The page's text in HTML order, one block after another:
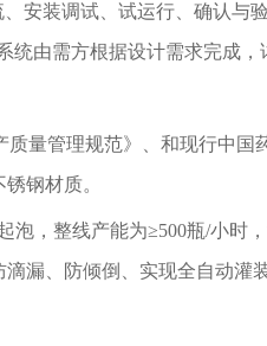
安装调试、试运行、确认与
由需方根据设计需求完成，
量管理规范》、和现行中国
钢材质。
泡，整线产能为≥500瓶/小时
漏、防倾倒、实现全自动灌